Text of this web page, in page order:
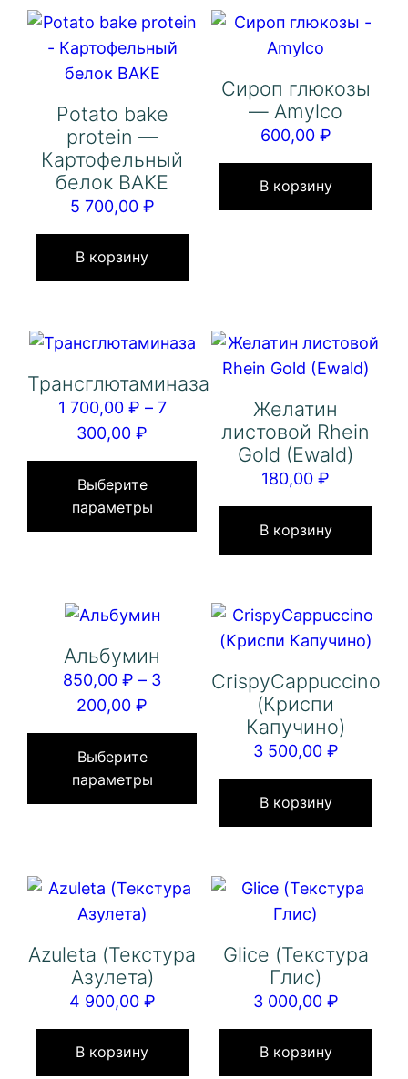
Potato bake
protein —
Картофельный
белок BAKE
5 700,00 ₽
В корзину
Сироп глюкозы
— Amylco
600,00 ₽
В корзину
Трансглютаминаза
1 700,00 ₽ – 7
300,00₽ Диапазон
цен:
1
700,00 ₽
–
Выберите
параметры
Этот
имеет
несколько
вариаций.
можно
выбрать
странице
Желатин
листовой Rhein
Gold (Ewald)
180,00₽
В корзину
Альбумин
850,00₽ – 3
200,00₽
цен:
850,00 ₽
–
3
Выберите
параметры
Этот
имеет
несколько
вариаций.
можно
странице
CrispyCappuccino
(Криспи
Капучино)
3 500,00 ₽
В корзину
Azuleta (Текстура
Азулета)
4 900,00 ₽
В корзину
Glice (Текстура
Глис)
3 000,00 ₽
В корзину